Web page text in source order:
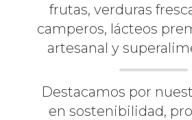
frutas, verduras
camperos, lácteos
artesanal y
Destacamos por
en sostenibilidad,